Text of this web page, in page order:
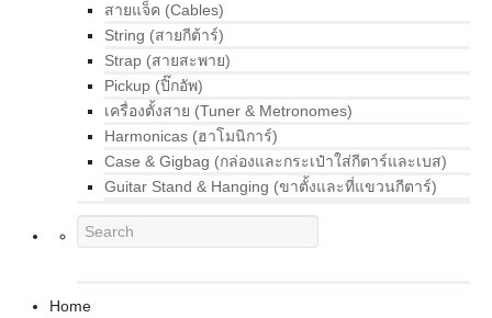
สายแจ็ค (Cables)
String (สายกีต้าร์)
Strap (สายสะพาย)
Pickup (ปิ๊กอัพ)
เครื่องตั้งสาย (Tuner & Metronomes)
Harmonicas (ฮาโมนิการ์)
Case & Gigbag (กล่องและกระเป๋าใส่กีตาร์และเบส)
Guitar Stand & Hanging (ขาตั้งและที่แขวนกีตาร์)
Home